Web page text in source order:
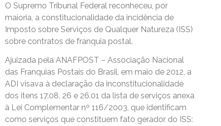
O Supremo Tribunal Federal reconheceu, por
maioria, a constitucionalidade da incidência de
Imposto sobre Serviços de Qualquer Natureza (ISS)
sobre contratos de franquia postal.
Ajuizada pela ANAFPOST – Associação Nacional
das Franquias Postais do Brasil, em maio de 2012, a
ADI visava à declaração da inconstitucionalidade
dos itens 17.08, 26 e 26.01 da lista de serviços anexa
à Lei Complementar nº 116/2003, que identificam
como serviços que constituem fato gerador do ISS: